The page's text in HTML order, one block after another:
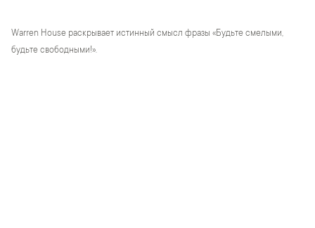
Warren House раскрывает истинный смысл фразы «Будьте смелыми,
будьте свободными!».